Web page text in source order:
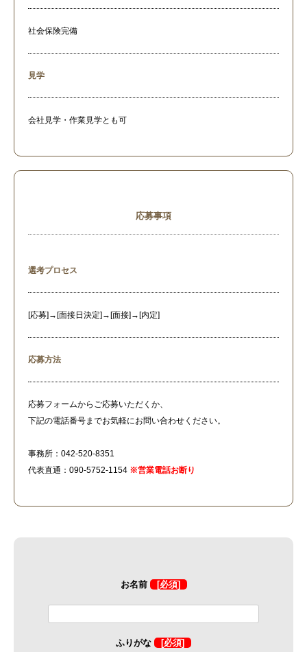
社会保険完備
見学
会社見学・作業見学とも可
応募事項
選考プロセス
[応募]→[面接日決定]→[面接]→[内定]
応募方法
応募フォームからご応募いただくか、
下記の電話番号までお気軽にお問い合わせください。
事務所：042-520-8351
代表直通：090-5752-1154 ※営業電話お断り
お名前 [必須]
ふりがな [必須]